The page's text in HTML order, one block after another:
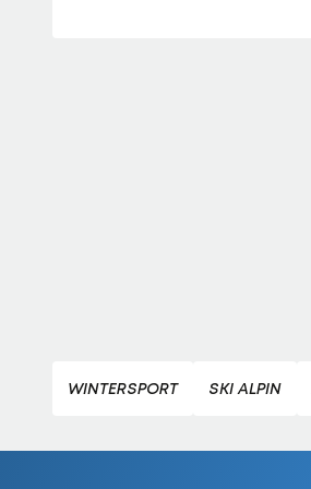
WINTERSPORT SKI ALPIN